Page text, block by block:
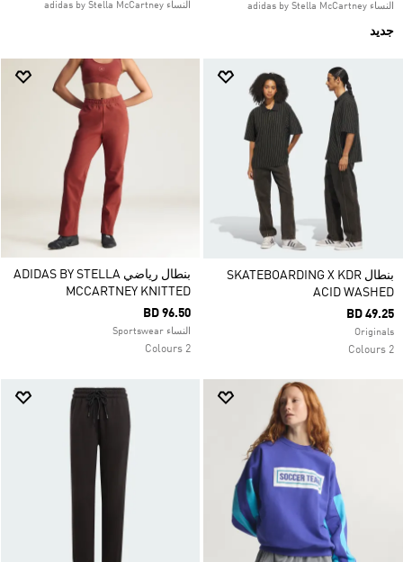
النساء adidas by Stella McCartney
جديد
النساء adidas by Stella McCartney
بنطال SKATEBOARDING X KDR
ACID WASHED
BD 49.25
Originals
2 Colours
بنطال رياضي ADIDAS BY STELLA
MCCARTNEY KNITTED
BD 96.50
النساء Sportswear
2 Colours